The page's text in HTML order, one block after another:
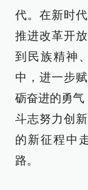
代。在新时
推进改革开
到民族精神
中，进一步
砺奋进的勇气
斗志努力创
的新征程中
路。